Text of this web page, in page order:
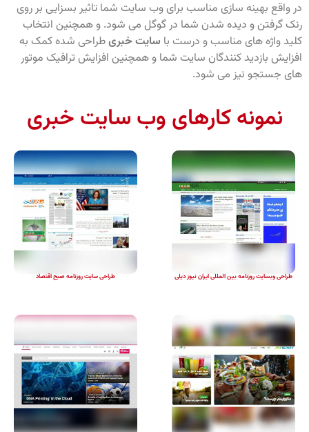
در واقع بهینه سازی مناسب برای وب سایت شما تاثیر بسزایی بر روی
رنک گرفتن و دیده شدن شما در گوگل می شود. و همچنین انتخاب
کلید واژه های مناسب و درست با سایت خبریطراحی شده کمک به
افزایش بازدید کنندگان سایت شما و همچنین افزایش ترافیک موتور
های جستجو نیز می شود.
نمونه کارهای وب سایت خبری
طراحی وبسایت روزنامه بین المللی ایران نیوز دیلی طراحی سایت روزنامه صبح اقتصاد